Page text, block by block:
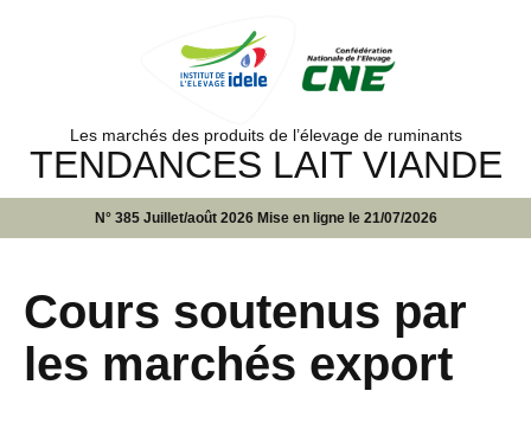
Les marchés des produits de l’élevage de ruminants
TENDANCES LAIT VIANDE
N° 385 Juillet/août 2026 Mise en ligne le 21/07/2026
Cours soutenus par
les marchés export